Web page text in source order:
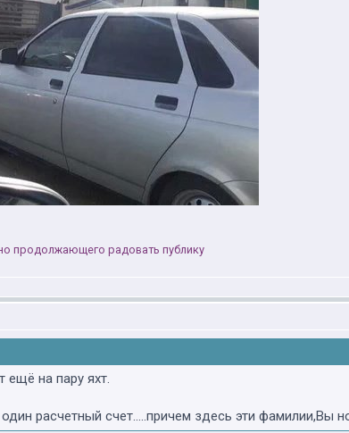
продолжающего радовать публику
ещё на пару яхт.
расчетный счет.....причем здесь эти фамилии,Вы